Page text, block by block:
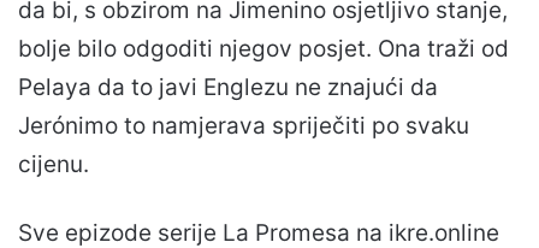
da bi, s obzirom na Jimenino osjetljivo stanje,
bolje bilo odgoditi njegov posjet. Ona traži od
Pelaya da to javi Englezu ne znajući da
Jerónimo to namjerava spriječiti po svaku
cijenu.
Sve epizode serije La Promesa na ikre.online